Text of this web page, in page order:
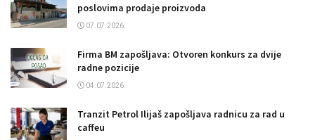
poslovima prodaje proizvoda
07.07.2026.
Firma BM zapošljava: Otvoren konkurs za dvije
radne pozicije
04.07.2026.
Tranzit Petrol Ilijaš zapošljava radnicu za rad u
caffeu